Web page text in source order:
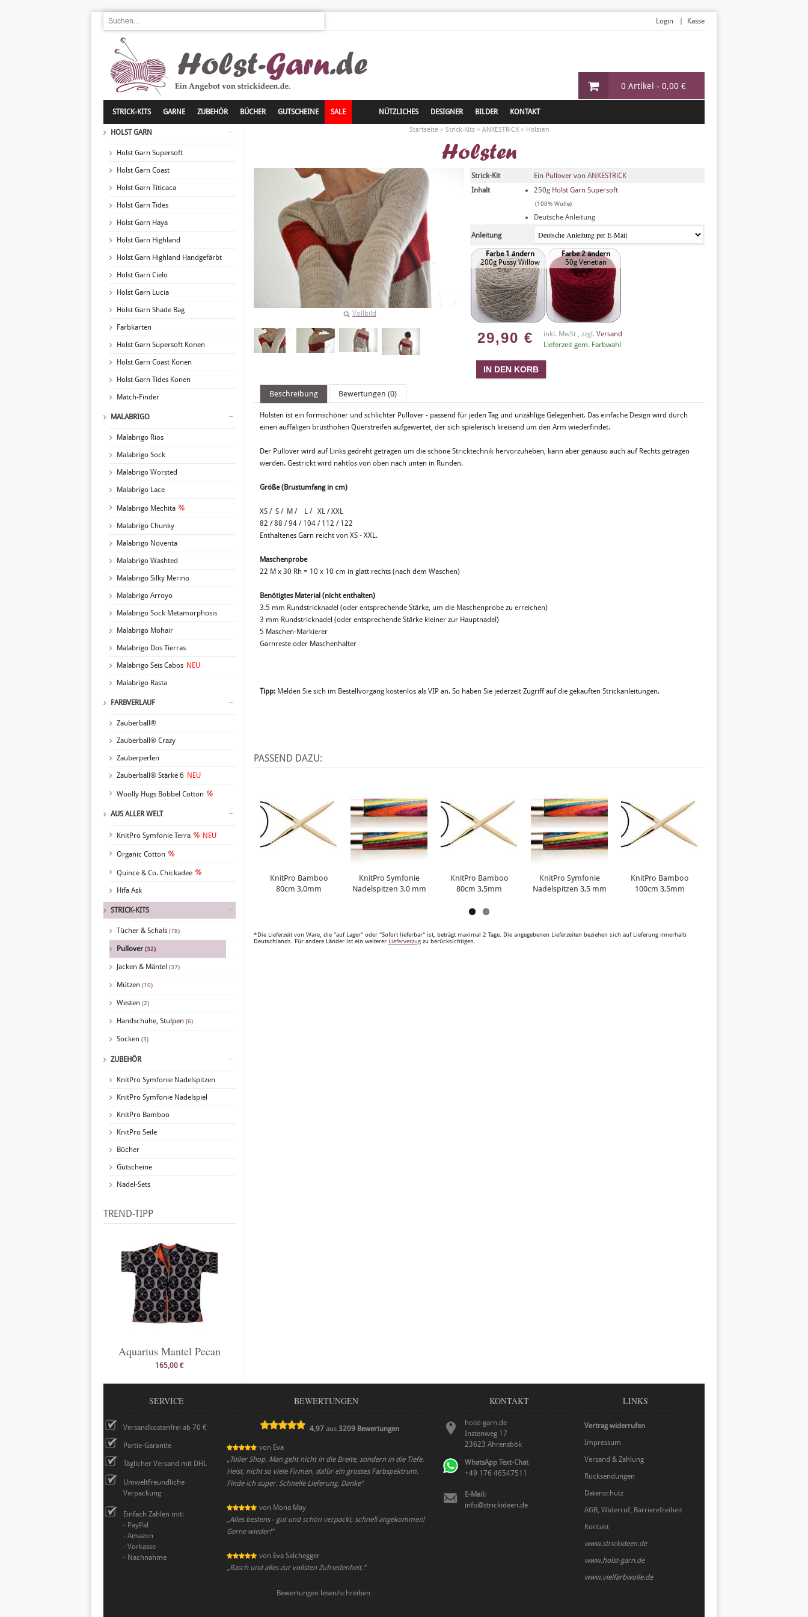
0 Artikel - 0,00 €
Login Kasse
STRICK-KITS GARNE ZUBEHÖR BÜCHER GUTSCHEINE SALE NÜTZLICHES DESIGNER BILDER KONTAKT
HOLST GARN
Holst Garn Supersoft
Holst Garn Coast
Holst Garn Titicaca
Holst Garn Tides
Holst Garn Haya
Holst Garn Highland
Holst Garn Highland Handgefärbt
Holst Garn Cielo
Holst Garn Lucia
Holst Garn Shade Bag
Farbkarten
Holst Garn Supersoft Konen
Holst Garn Coast Konen
Holst Garn Tides Konen
Match-Finder
MALABRIGO
Malabrigo Rios
Malabrigo Sock
Malabrigo Worsted
Malabrigo Lace
Malabrigo Mechita
Malabrigo Chunky
Malabrigo Noventa
Malabrigo Washted
Malabrigo Silky Merino
Malabrigo Arroyo
Malabrigo Sock Metamorphosis
Malabrigo Mohair
Malabrigo Dos Tierras
Malabrigo Seis Cabos NEU
Malabrigo Rasta
FARBVERLAUF
Zauberball®
Zauberball® Crazy
Zauberperlen
Zauberball® Stärke 6 NEU
Woolly Hugs Bobbel Cotton
AUS ALLER WELT
KnitPro Symfonie Terra NEU
Organic Cotton
Quince & Co. Chickadee
Hifa Ask
STRICK-KITS
Tücher & Schals (78)
Pullover (32)
Jacken & Mäntel (37)
Mützen (10)
Westen (2)
Handschuhe, Stulpen (6)
Socken (3)
ZUBEHÖR
KnitPro Symfonie Nadelspitzen
KnitPro Symfonie Nadelspiel
KnitPro Bamboo
KnitPro Seile
Bücher
Gutscheine
Nadel-Sets
TREND-TIPP
Aquarius Mantel Pecan
165,00 €
Startseite » Strick-Kits » ANKESTRiCK » Holsten
Holsten
Vollbild
Strick-Kit Ein Pullover von ANKESTRiCK
Inhalt
250g Holst Garn Supersoft
(100% Wolle)
Deutsche Anleitung
Anleitung
Farbe 1 ändern
200g Pussy Willow
Farbe 2 ändern
50g Venetian
29,90 € inkl. MwSt , zzgl. Versand
Lieferzeit gem. Farbwahl
Beschreibung Bewertungen (0)
Holsten ist ein formschöner und schlichter Pullover - passend für jeden Tag und unzählige Gelegenheit. Das einfache Design wird durch
einen auffäligen brusthohen Querstreifen aufgewertet, der sich spielerisch kreisend um den Arm wiederfindet.
Der Pullover wird auf Links gedreht getragen um die schöne Stricktechnik hervorzuheben, kann aber genauso auch auf Rechts getragen
werden. Gestrickt wird nahtlos von oben nach unten in Runden.
Größe (Brustumfang in cm)
XS / S / M / L / XL / XXL
82 / 88 / 94 / 104 / 112 / 122
Enthaltenes Garn reicht von XS - XXL.
Maschenprobe
22 M x 30 Rh = 10 x 10 cm in glatt rechts (nach dem Waschen)
Benötigtes Material (nicht enthalten)
3.5 mm Rundstricknadel (oder entsprechende Stärke, um die Maschenprobe zu erreichen)
3 mm Rundstricknadel (oder entsprechende Stärke kleiner zur Hauptnadel)
5 Maschen-Markierer
Garnreste oder Maschenhalter
Tipp: Melden Sie sich im Bestellvorgang kostenlos als VIP an. So haben Sie jederzeit Zugriff auf die gekauften Strickanleitungen.
PASSEND DAZU:
KnitPro Bamboo
80cm 3,0mm
KnitPro Symfonie
Nadelspitzen 3,0 mm
KnitPro Bamboo
80cm 3,5mm
KnitPro Symfonie
Nadelspitzen 3,5 mm
KnitPro Bamboo
100cm 3,5mm
*Die Lieferzeit von Ware, die "auf Lager" oder "Sofort lieferbar" ist, beträgt maximal 2 Tage. Die angegebenen Lieferzeiten beziehen sich auf Lieferung innerhalb
Deutschlands. Für andere Länder ist ein weiterer Lieferverzug zu berücksichtigen.
SERVICE
Versandkostenfrei ab 70 €
Partie-Garantie
Täglicher Versand mit DHL
Umweltfreundliche
Verpackung
Einfach Zahlen mit:
- PayPal
- Amazon
- Vorkasse
- Nachnahme
BEWERTUNGEN
4,97 aus3209 Bewertungen
von Eva
„Toller Shop. Man geht nicht in die Breite, sondern in die Tiefe.
Heist, nicht so viele Firmen, dafür ein grosses Farbspektrum.
Finde ich super. Schnelle Lieferung. Danke”
von Mona May
„Alles bestens - gut und schön verpackt, schnell angekommen!
Gerne wieder!”
von Eva Salchegger
„Rasch und alles zur vollsten Zufriedenheit.”
Bewertungen lesen/schreiben
KONTAKT
holst-garn.de
Instenweg 17
23623 Ahrensbök
WhatsApp Text-Chat
+49 176 46547511
E-Mail:
info@strickideen.de
LINKS
Vertrag widerrufen
Impressum
Versand & Zahlung
Rücksendungen
Datenschutz
AGB, Widerruf, Barrierefreiheit
Kontakt
www.strickideen.de
www.holst-garn.de
www.vielfarbwolle.de